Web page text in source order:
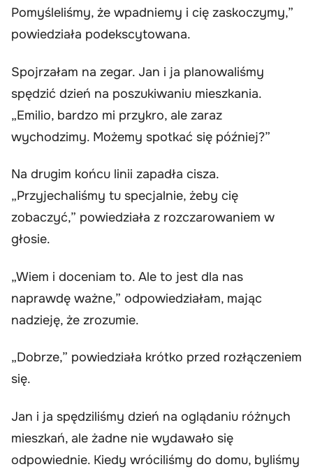
Pomyśleliśmy, że wpadniemy i cię zaskoczymy,”
powiedziała podekscytowana.
Spojrzałam na zegar. Jan i ja planowaliśmy
spędzić dzień na poszukiwaniu mieszkania.
„Emilio, bardzo mi przykro, ale zaraz
wychodzimy. Możemy spotkać się później?”
Na drugim końcu linii zapadła cisza.
„Przyjechaliśmy tu specjalnie, żeby cię
zobaczyć,” powiedziała z rozczarowaniem w
głosie.
„Wiem i doceniam to. Ale to jest dla nas
naprawdę ważne,” odpowiedziałam, mając
nadzieję, że zrozumie.
„Dobrze,” powiedziała krótko przed rozłączeniem
się.
Jan i ja spędziliśmy dzień na oglądaniu różnych
mieszkań, ale żadne nie wydawało się
odpowiednie. Kiedy wróciliśmy do domu, byliśmy